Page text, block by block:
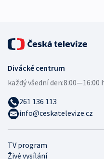
TV program
Živé vysílání
Divácké centrum
každý všední den:8:00—16:00
261 136 113
info@ceskatelevize.cz